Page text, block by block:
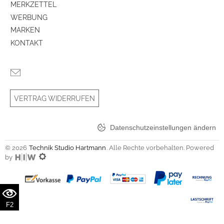
F2
MERKZETTEL
WERBUNG
MARKEN
KONTAKT
VERTRAG WIDERRUFEN
Datenschutzeinstellungen ändern
© 2026 Technik Studio Hartmann. Alle Rechte vorbehalten. Powered
by